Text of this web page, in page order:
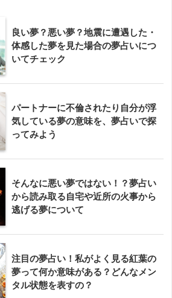
良い夢？悪い夢？地震に遭遇した・
体感した夢を見た場合の夢占いにつ
いてチェック
パートナーに不倫されたり自分が浮
気している夢の意味を、夢占いで探
ってみよう
そんなに悪い夢ではない！？夢占い
から読み取る自宅や近所の火事から
逃げる夢について
注目の夢占い！私がよく見る紅葉の
夢って何か意味がある？どんなメン
タル状態を表すの？